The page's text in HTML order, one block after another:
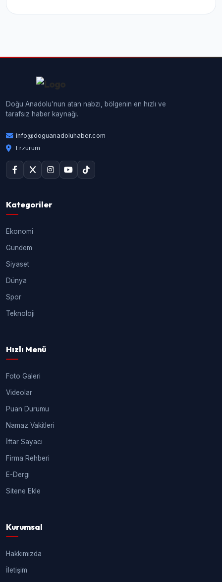
Doğu Anadolu'nun atan nabzı, bölgenin en hızlı ve
tarafsız haber kaynağı.
info@doguanadoluhaber.com
Erzurum
Kategoriler
Ekonomi
Gündem
Siyaset
Dünya
Spor
Teknoloji
Hızlı Menü
Foto Galeri
Videolar
Puan Durumu
Namaz Vakitleri
İftar Sayacı
Firma Rehberi
E-Dergi
Sitene Ekle
Kurumsal
Hakkımızda
İletişim